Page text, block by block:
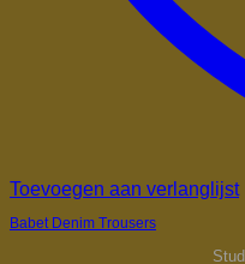
Toevoegen aan verlanglijst
Babet Denim Trousers